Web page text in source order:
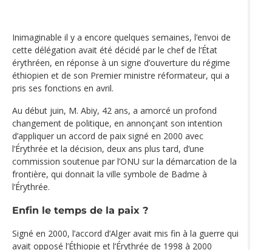
Inimaginable il y a encore quelques semaines, l’envoi de
cette délégation avait été décidé par le chef de l‘État
érythréen, en réponse à un signe d’ouverture du régime
éthiopien et de son Premier ministre réformateur, qui a
pris ses fonctions en avril.
Au début juin, M. Abiy, 42 ans, a amorcé un profond
changement de politique, en annonçant son intention
d’appliquer un accord de paix signé en 2000 avec
l‘Érythrée et la décision, deux ans plus tard, d’une
commission soutenue par l’ONU sur la démarcation de la
frontière, qui donnait la ville symbole de Badme à
l‘Érythrée.
Enfin le temps de la paix ?
Signé en 2000, l’accord d’Alger avait mis fin à la guerre qui
avait opposé l’Éthiopie et l‘Érythrée de 1998 à 2000